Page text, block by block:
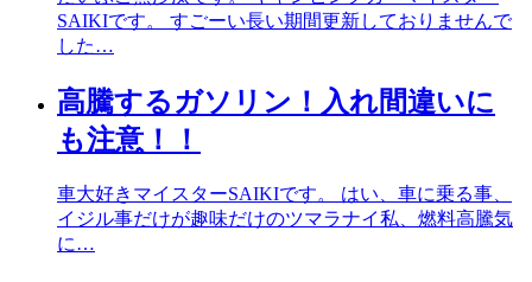
SAIKIです。 すごーい長い期間更新しておりませんで
した…
高騰するガソリン！入れ間違いに
も注意！！
車大好きマイスターSAIKIです。 はい、車に乗る事、
イジル事だけが趣味だけのツマラナイ私、燃料高騰気
に…